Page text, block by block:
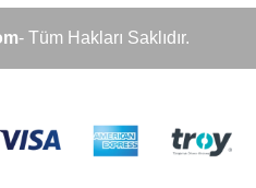
- Tüm Hakları Saklıdır.